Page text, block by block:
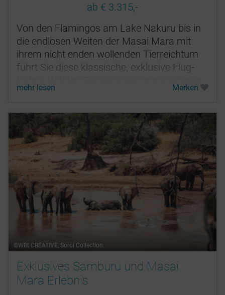
ab € 3.315,-
Von den Flamingos am Lake Nakuru bis in
die endlosen Weiten der Masai Mara mit
ihrem nicht enden wollenden Tierreichtum
führt Sie diese klassische, exklusive Flug-
Unterkunftskategorien. Sie haben...
mehr lesen Merken
©WBt CREATIVE, Soroi Collection
Exklusives Samburu und Masai
Mara Erlebnis